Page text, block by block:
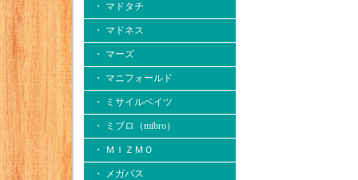
・ マドタチ
・ マドネス
・ マーズ
・ マニフォールド
・ ミサイルベイツ
・ ミブロ（mibro）
・ ＭＩＺＭＯ
・ メガバス